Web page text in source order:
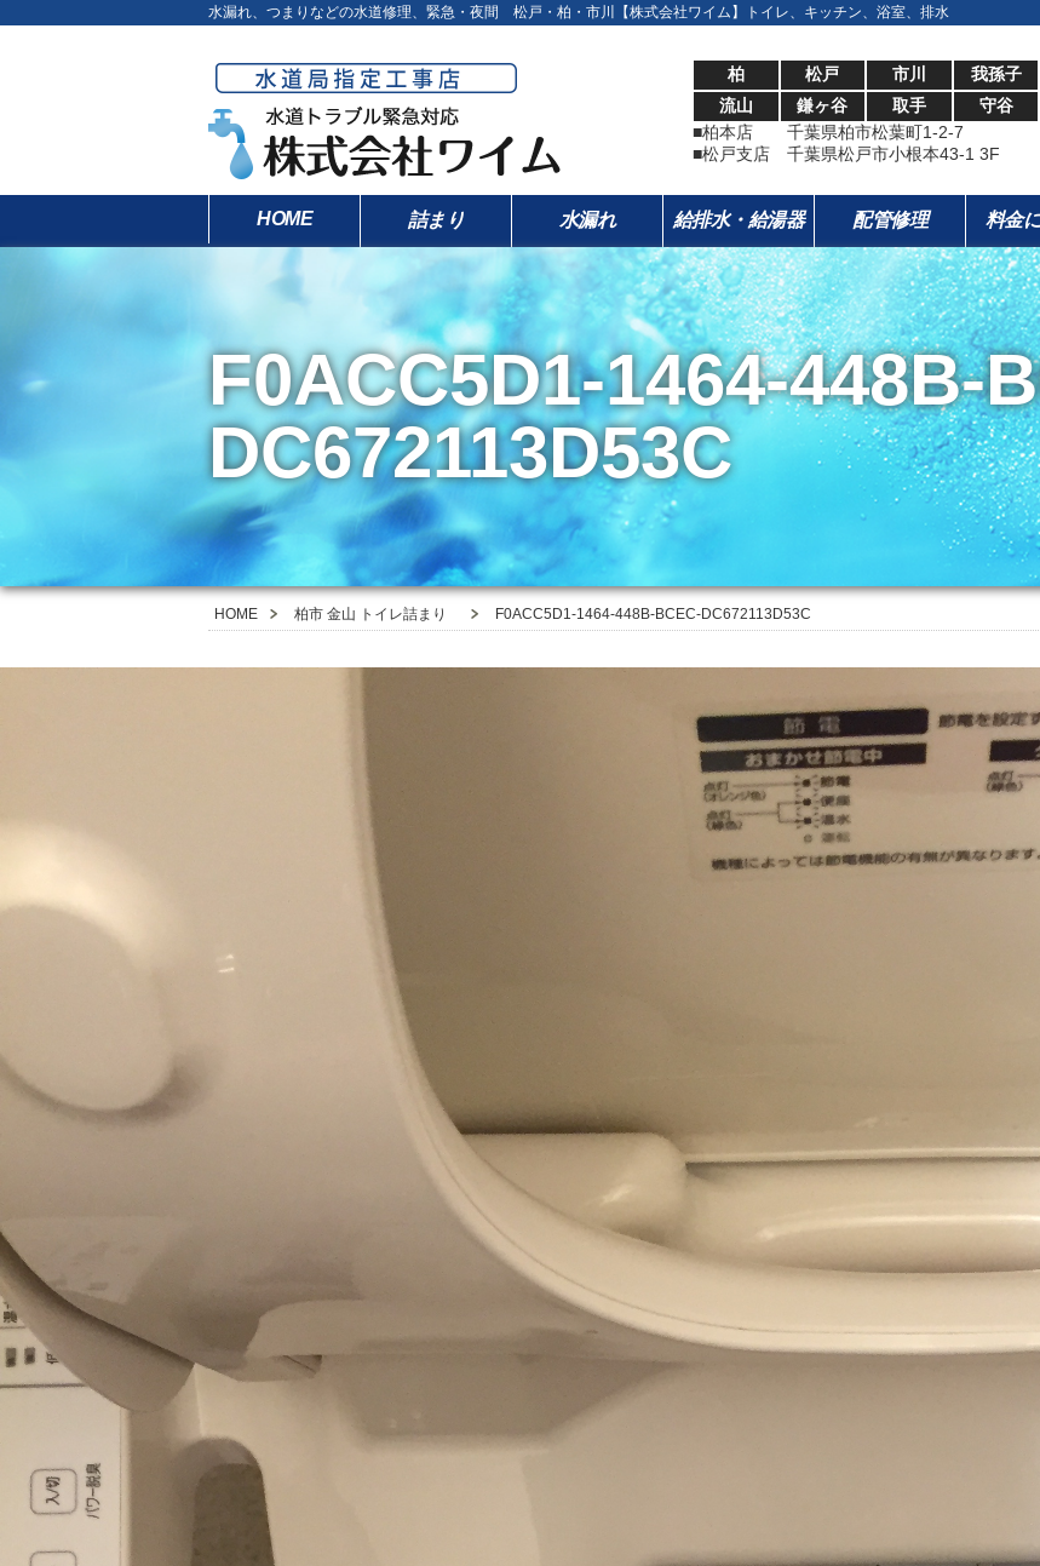
水漏れ、つまりなどの水道修理、緊急・夜間 松戸・柏・市川【株式会社ワイム】トイレ、キッチン、浴室、排水
柏 松戸 市川
我孫子
流山
鎌ヶ谷 取手
守谷
■柏本店 千葉県柏市松葉町1-2-7
■松戸支店 千葉県松戸市小根本43-1 3F
HOME 詰まり 水漏れ 給排水・給湯器 配管修理 料金
F0ACC5D1-1464-448B-
DC672113D53C
HOME 柏市 金山 トイレ詰まり F0ACC5D1-1464-448B-BCEC-DC672113D53C